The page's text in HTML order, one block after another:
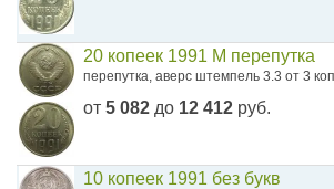
20 копеек 1991 М перепутка
перепутка, аверс штемпель 3.3 от 3
от 5 082 до 12 412 руб.
10 копеек 1991 без букв